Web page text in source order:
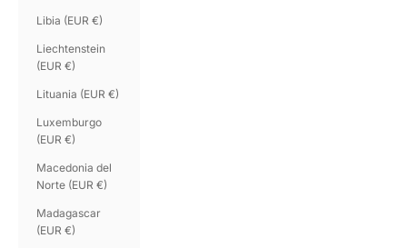
Libia (EUR €)
Liechtenstein
(EUR €)
Lituania (EUR €)
Luxemburgo
(EUR €)
Macedonia del
Norte (EUR €)
Madagascar
(EUR €)